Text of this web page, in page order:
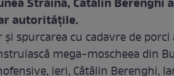
Străină, Cătălin Berenghi
autorităţile.
spurcarea cu cadavre de
mega-moscheea din
ieri, Cătălin Berenghi,